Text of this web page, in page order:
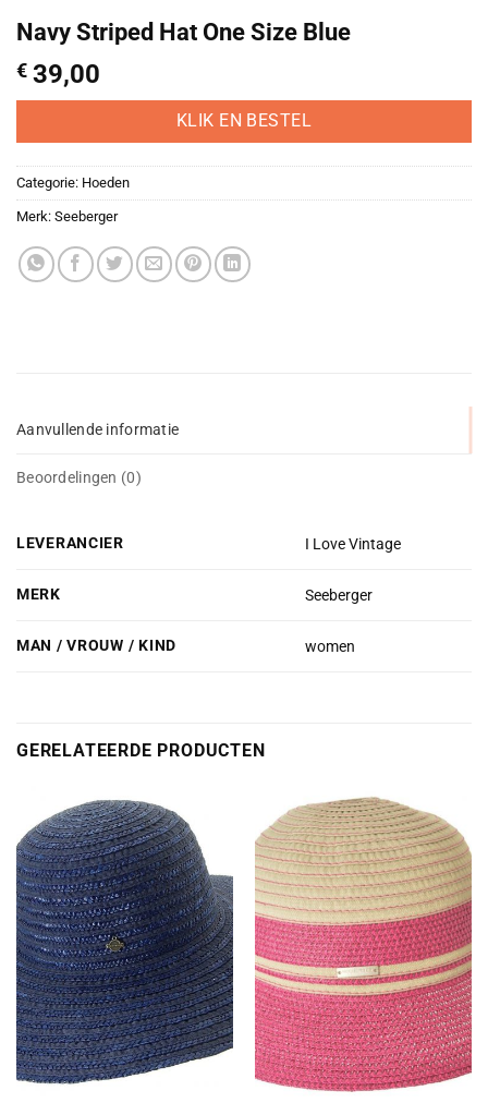
Navy Striped Hat One Size Blue
€ 39,00
KLIK EN BESTEL
Categorie: Hoeden
Merk: Seeberger
Aanvullende informatie
Beoordelingen (0)
LEVERANCIER I Love Vintage
MERK Seeberger
MAN / VROUW / KIND women
GERELATEERDE PRODUCTEN